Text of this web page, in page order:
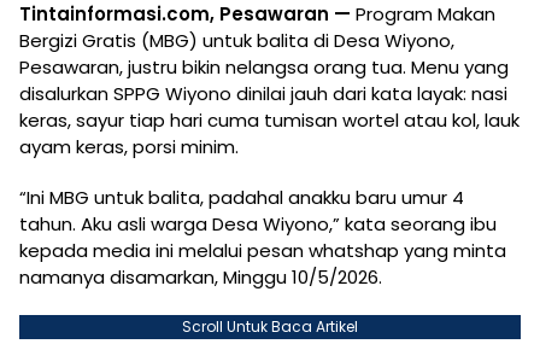
Tintainformasi.com, Pesawaran — Program Makan
Bergizi Gratis (MBG) untuk balita di Desa Wiyono,
Pesawaran, justru bikin nelangsa orang tua. Menu yang
disalurkan SPPG Wiyono dinilai jauh dari kata layak: nasi
keras, sayur tiap hari cuma tumisan wortel atau kol, lauk
ayam keras, porsi minim.
“Ini MBG untuk balita, padahal anakku baru umur 4
tahun. Aku asli warga Desa Wiyono,” kata seorang ibu
kepada media ini melalui pesan whatshap yang minta
namanya disamarkan, Minggu 10/5/2026.
Scroll Untuk Baca Artikel